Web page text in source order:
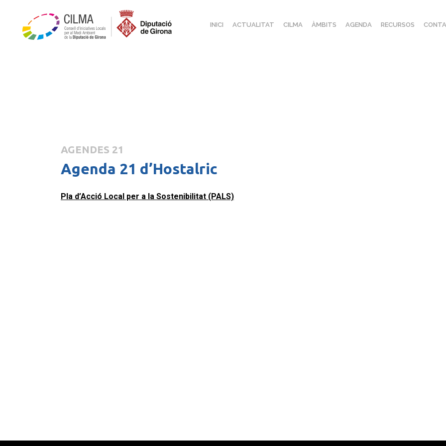
INICI ACTUALITAT CILMA ÀMBITS AGENDA RECURSOS
AGENDES 21
Agenda 21 d’Hostalric
Pla d’Acció Local per a la Sostenibilitat (PALS)